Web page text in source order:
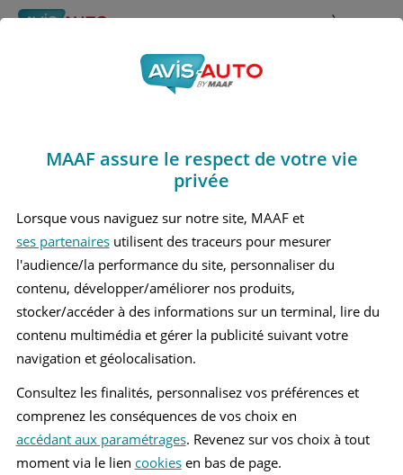
Rechercher À propos
Obtenir un devis d'assurance auto MAAF
Avis Lexus Gs 450h 2
Berline (2012 - 2018)
Recherche d'un véhicule
Comparer deux véhicules
Recherche
MAAF assure le respect de votre vie
privée
Lorsque vous naviguez sur notre site, MAAF et
ses partenairesutilisent des traceurs pour mesurer
l'audience/la performance du site, personnaliser du
contenu, développer/améliorer nos produits,
stocker/accéder à des informations sur un terminal, lire du
contenu multimédia et gérer la publicité suivant votre
navigation et géolocalisation.
Consultez les finalités, personnalisez vos préférences et
comprenez les conséquences de vos choix en
accédant aux paramétrages. Revenez sur vos choix à tout
moment via le lien cookiesen bas de page.